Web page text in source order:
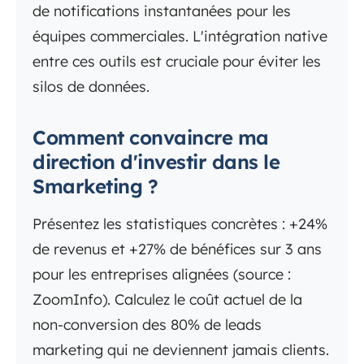
de notifications instantanées pour les
équipes commerciales. L'intégration native
entre ces outils est cruciale pour éviter les
silos de données.
Comment convaincre ma
direction d'investir dans le
Smarketing ?
Présentez les statistiques concrètes : +24%
de revenus et +27% de bénéfices sur 3 ans
pour les entreprises alignées (source :
ZoomInfo). Calculez le coût actuel de la
non-conversion des 80% de leads
marketing qui ne deviennent jamais clients.